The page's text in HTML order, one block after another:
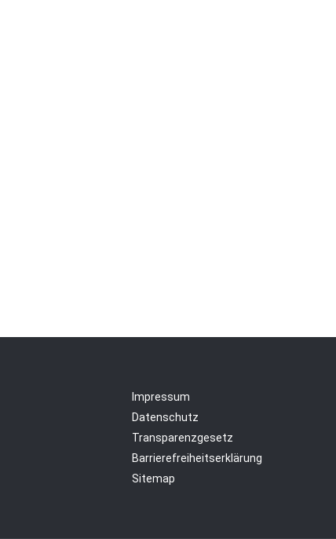
Impressum
Datenschutz
Transparenzgesetz
Barrierefreiheitserklärung
Sitemap